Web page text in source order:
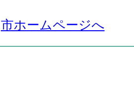
市ホームページへ